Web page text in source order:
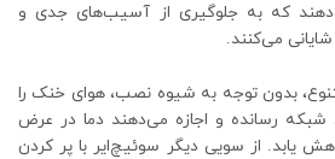
که به جلوگیری از آسیب‌های جدی و
می‌کنند.
بدون توجه به شیوه نصب، هوای خنک را
شبکه رسانده و اجازه می‌دهند دما در عرض
یابد. از سویی دیگر سوئیچ‌ایر با پر کردن